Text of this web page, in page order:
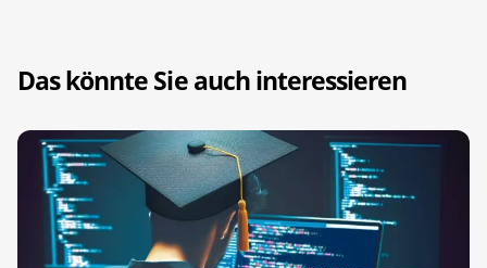
Das könnte Sie auch interessieren